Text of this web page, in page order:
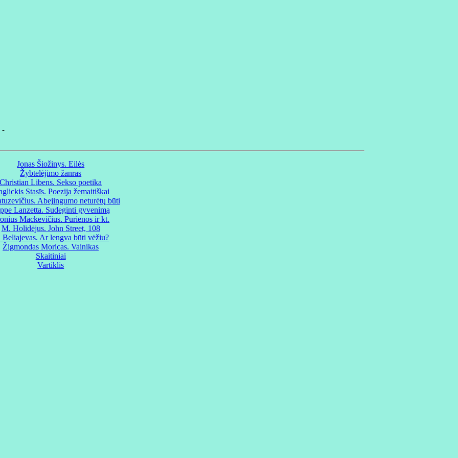
Jonas Šiožinys. Eilės
Žybtelėjimo žanras
Christian Libens. Sekso poetika
Stasīs. Poezija žemaitiškai
Abejingumo neturėtų būti
Lanzetta. Sudeginti gyvenimą
Mackevičius. Purienos ir kt.
M. Holidėjus. John Street, 108
Beliajevas. Ar lengva būti vėžiu?
Žigmondas Moricas. Vainikas
Skaitiniai
Vartiklis